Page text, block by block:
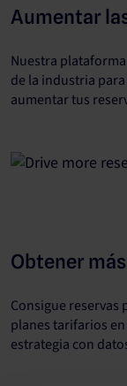
Aumentar
Nuestra
de la industria
aumentar tus
Obtener
Consigue reservas
planes tarifarios
estrategia con